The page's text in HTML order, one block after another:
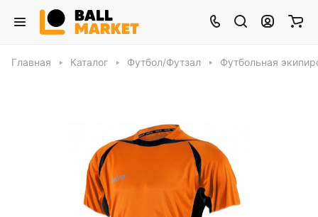
Главная Каталог Футбол/Футзал Футбольная